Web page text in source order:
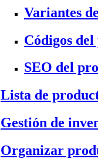
Variantes
Códigos
SEO del
Lista de
Gestión de
Organizar